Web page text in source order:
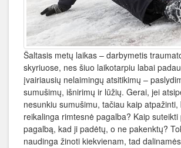
Šaltasis metų laikas – darbymetis
skyriuose, nes šiuo laikotarpiu labai
įvairiausių nelaimingų atsitikimų –
sumušimų, išnirimų ir lūžių. Gerai, jei
nesunkiu sumušimu, tačiau kaip atpažinti,
reikalinga rimtesnė pagalba? Kaip suteikti
pagalbą, kad ji padėtų, o ne pakenktų?
naudinga žinoti kiekvienam, tad